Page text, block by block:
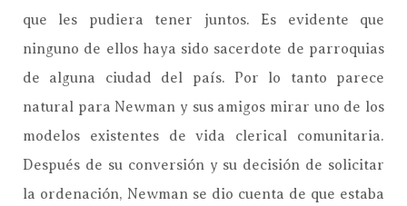
que les pudiera tener juntos. Es evidente que
ninguno de ellos haya sido sacerdote de parroquias
de alguna ciudad del país. Por lo tanto parece
natural para Newman y sus amigos mirar uno de los
modelos existentes de vida clerical comunitaria.
Después de su conversión y su decisión de solicitar
la ordenación, Newman se dio cuenta de que estaba